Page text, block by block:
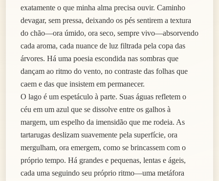
exatamente o que minha alma precisa ouvir. Caminho
devagar, sem pressa, deixando os pés sentirem a textura
do chão—ora úmido, ora seco, sempre vivo—absorvendo
cada aroma, cada nuance de luz filtrada pela copa das
árvores. Há uma poesia escondida nas sombras que
dançam ao ritmo do vento, no contraste das folhas que
caem e das que insistem em permanecer.
O lago é um espetáculo à parte. Suas águas refletem o
céu em um azul que se dissolve entre os galhos à
margem, um espelho da imensidão que me rodeia. As
tartarugas deslizam suavemente pela superfície, ora
mergulham, ora emergem, como se brincassem com o
próprio tempo. Há grandes e pequenas, lentas e ágeis,
cada uma seguindo seu próprio ritmo—uma metáfora